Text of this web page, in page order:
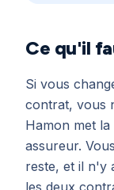
Ce qu'il
Si vous
contrat, vous
Hamon met
assureur.
reste, et il n'y
les deux